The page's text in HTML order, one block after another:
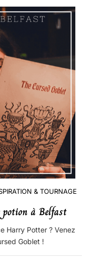
& TOURNAGE
potion à Belfast
Harry Potter ? Venez
Goblet !